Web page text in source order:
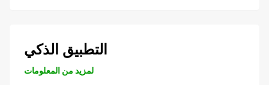
التطبيق الذكي
لمزيد من المعلومات